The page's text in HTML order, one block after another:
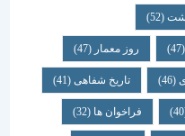
روز معمار(47)
تاریخ شفاهی (41)
فراخوان ها (32)